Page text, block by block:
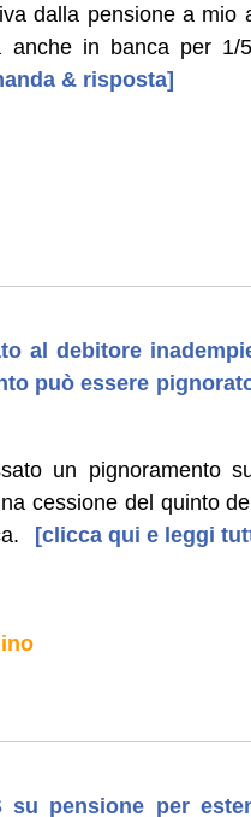
dalla pensione a
anche in banca per 1/
& risposta]
al debitore
può essere
un pignoramento
cessione del quinto
[clicca qui e leggi
su pensione per